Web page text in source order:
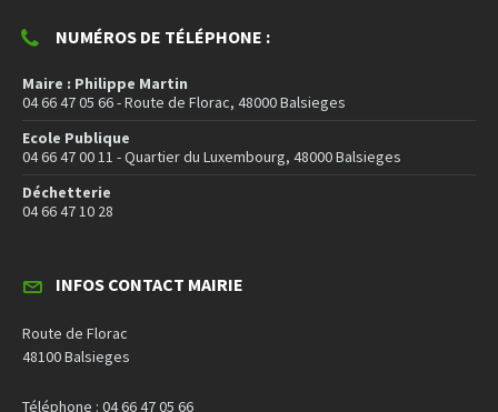
NUMÉROS DE TÉLÉPHONE :
Maire : Philippe Martin
04 66 47 05 66 - Route de Florac, 48000 Balsieges
Ecole Publique
04 66 47 00 11 - Quartier du Luxembourg, 48000 Balsieges
Déchetterie
04 66 47 10 28
INFOS CONTACT MAIRIE
Route de Florac
48100 Balsieges
Téléphone : 04 66 47 05 66